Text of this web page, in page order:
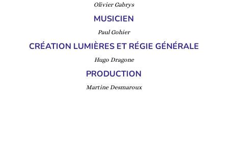
Olivier Gabrys
MUSICIEN
Paul Gohier
CRÉATION LUMIÈRES ET RÉGIE GÉNÉRALE
Hugo Dragone
PRODUCTION
Martine Desmaroux